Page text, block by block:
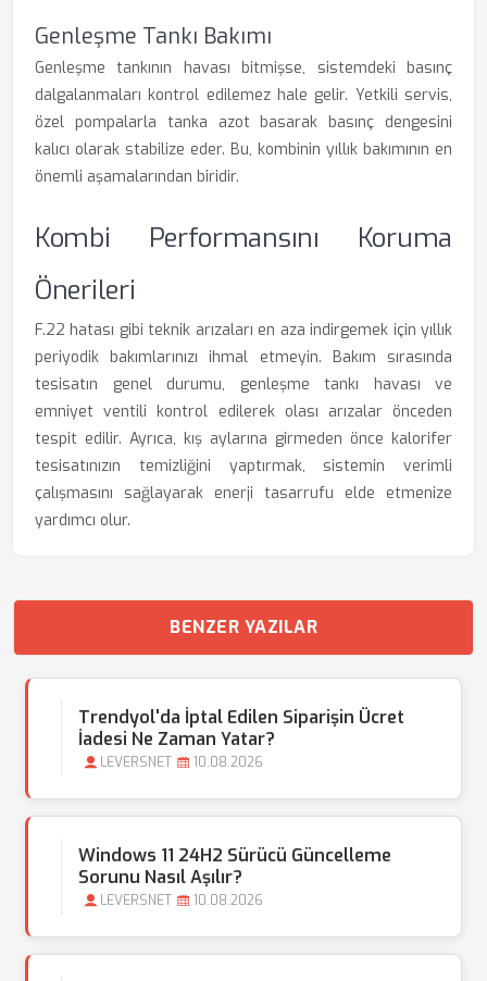
Genleşme Tankı Bakımı
Genleşme tankının havası bitmişse, sistemdeki basınç
dalgalanmaları kontrol edilemez hale gelir. Yetkili servis,
özel pompalarla tanka azot basarak basınç dengesini
kalıcı olarak stabilize eder. Bu, kombinin yıllık bakımının en
önemli aşamalarından biridir.
Kombi Performansını Koruma
Önerileri
F.22 hatası gibi teknik arızaları en aza indirgemek için yıllık
periyodik bakımlarınızı ihmal etmeyin. Bakım sırasında
tesisatın genel durumu, genleşme tankı havası ve
emniyet ventili kontrol edilerek olası arızalar önceden
tespit edilir. Ayrıca, kış aylarına girmeden önce kalorifer
tesisatınızın temizliğini yaptırmak, sistemin verimli
çalışmasını sağlayarak enerji tasarrufu elde etmenize
yardımcı olur.
BENZER YAZILAR
Trendyol'da İptal Edilen Siparişin Ücret
İadesi Ne Zaman Yatar?
LEVERSNET 10.08.2026
Windows 11 24H2 Sürücü Güncelleme
Sorunu Nasıl Aşılır?
LEVERSNET 10.08.2026